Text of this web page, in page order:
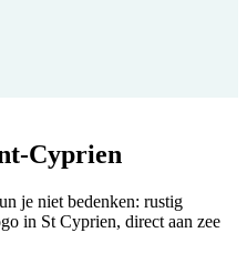
Cyprien
je niet bedenken: rustig
in St Cyprien, direct aan zee